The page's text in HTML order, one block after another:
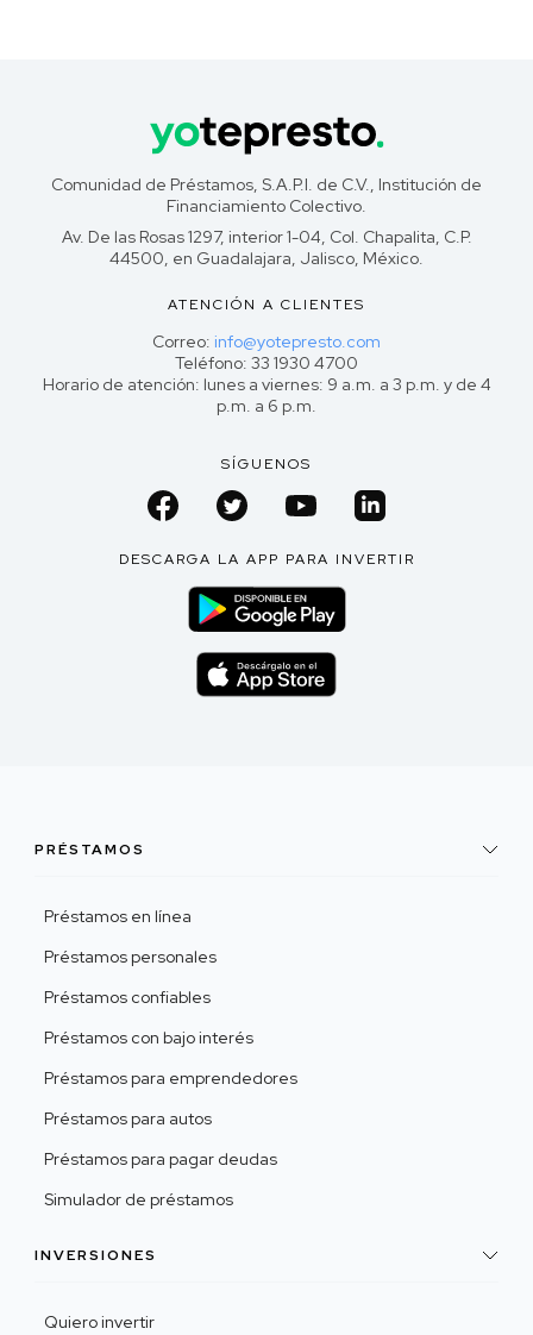
Comunidad de Préstamos, S.A.P.I. de C.V., Institución de
Financiamiento Colectivo.
Av. De las Rosas 1297, interior 1-04, Col. Chapalita, C.P.
44500, en Guadalajara, Jalisco, México.
ATENCIÓN A CLIENTES
Correo: info@yotepresto.com
Teléfono: 33 1930 4700
Horario de atención: lunes a viernes: 9 a.m. a 3 p.m. y de 4
p.m. a 6 p.m.
SÍGUENOS
DESCARGA LA APP PARA INVERTIR
PRÉSTAMOS
Préstamos en línea
Préstamos personales
Préstamos confiables
Préstamos con bajo interés
Préstamos para emprendedores
Préstamos para autos
Préstamos para pagar deudas
Simulador de préstamos
INVERSIONES
Quiero invertir